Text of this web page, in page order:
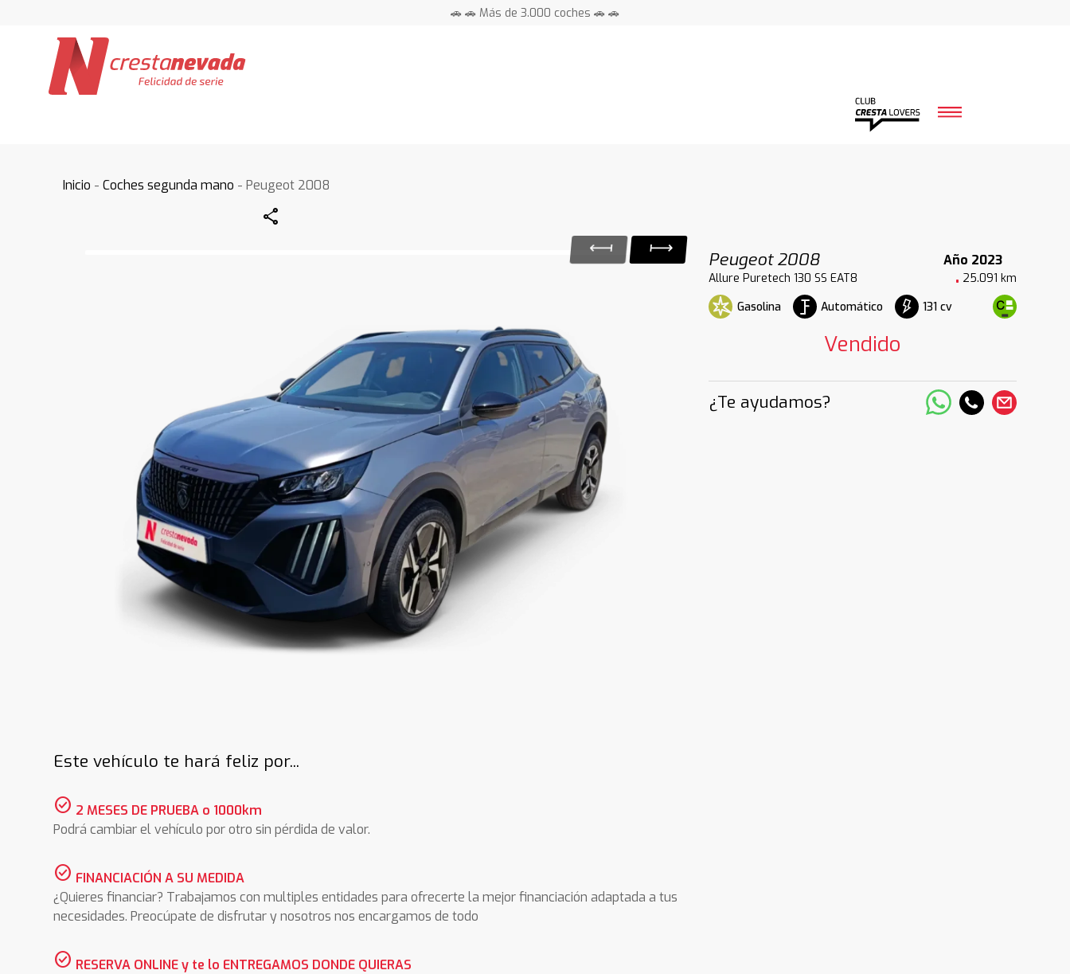
🚗 🚗 Más de 3.000 coches 🚗 🚗
Inicio -Coches segunda mano - Peugeot 2008
Share
Peugeot 2008
Año 2023
Allure Puretech 130 SS EAT8
25.091 km
Gasolina
Automático 131 cv
Vendido
¿Te ayudamos?
Este vehículo te hará feliz por...
check_circle 2 MESES DE PRUEBA o 1000km
Podrá cambiar el vehículo por otro sin pérdida de valor.
check_circle FINANCIACIÓN A SU MEDIDA
¿Quieres financiar? Trabajamos con multiples entidades para ofrecerte la mejor financiación adaptada a tus
necesidades. Preocúpate de disfrutar y nosotros nos encargamos de todo
check_circle RESERVA ONLINE y te lo ENTREGAMOS DONDE QUIERAS